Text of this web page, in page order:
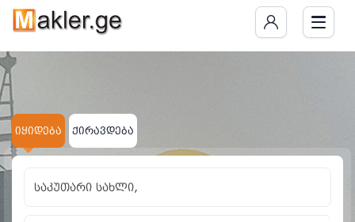
იყიდება ქირავდება
საკუთარი სახლი,